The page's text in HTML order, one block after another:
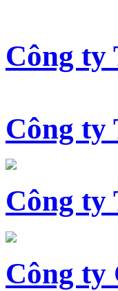
Công
Công ty
Công ty
Công ty